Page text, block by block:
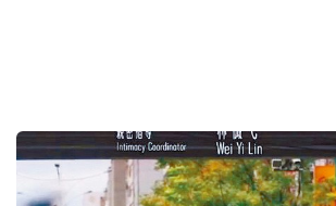
黃麗君 - 做好「高度自治」確保「一
| 中環High Tea